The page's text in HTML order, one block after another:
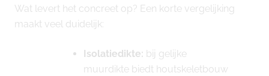
Wat levert het concreet op? Een korte vergelijking
maakt veel duidelijk:
Isolatiedikte: bij gelijke
muurdikte biedt houtskeletbouw